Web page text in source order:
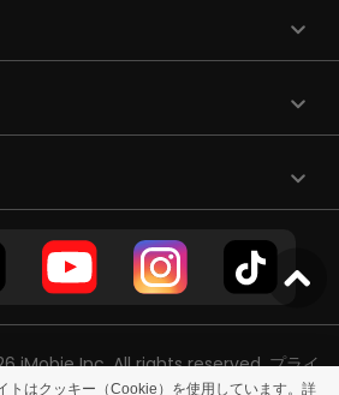
iMobie Inc. All rights reserved.プライ
トはクッキー（Cookie）を使用しています。詳